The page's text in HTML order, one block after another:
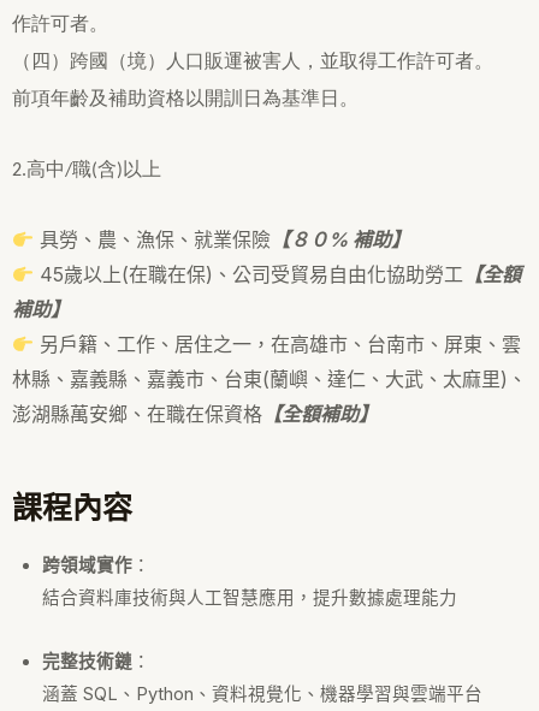
作許可者。
（四）跨國（境）人口販運被害人，並取得工作許可者。
前項年齡及補助資格以開訓日為基準日。
2.高中/職(含)以上
具勞、農、漁保、就業保險 【８０% 補助】
45歲以上(在職在保)、公司受貿易自由化協助勞工 【全額
補助】
另戶籍、工作、居住之一，在高雄市、台南市、屏東、雲
林縣、嘉義縣、嘉義市、台東(蘭嶼、達仁、大武、太麻里)、
澎湖縣萬安鄉、在職在保資格 【全額補助】
課程內容
跨領域實作：
結合資料庫技術與人工智慧應用，提升數據處理能力
完整技術鏈：
涵蓋 SQL、Python、資料視覺化、機器學習與雲端平台